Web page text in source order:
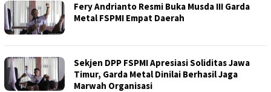
Fery Andrianto Resmi Buka Musda III Garda
Metal FSPMI Empat Daerah
Sekjen DPP FSPMI Apresiasi Soliditas Jawa
Timur, Garda Metal Dinilai Berhasil Jaga
Marwah Organisasi